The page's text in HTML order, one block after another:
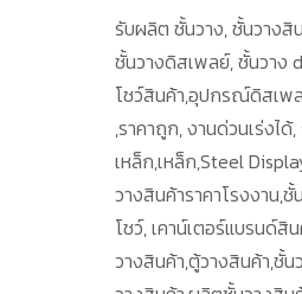
รับผลิต ชั้นวาง, ชั้นวาง
ชั้นวางดิสเพลย์, ชั้นวาง
โชว์สินค้า,อุปกรณ์ดิสเพ
,ราคาถูก, งานด่วนเร่ง
เหล็ก,เหล็ก,Steel
วางสินค้าราคาโรงงาน,
โชว์, เคาน์เตอร์แบรนด์
วางสินค้า,ตู้วางสินค้า,ชั้